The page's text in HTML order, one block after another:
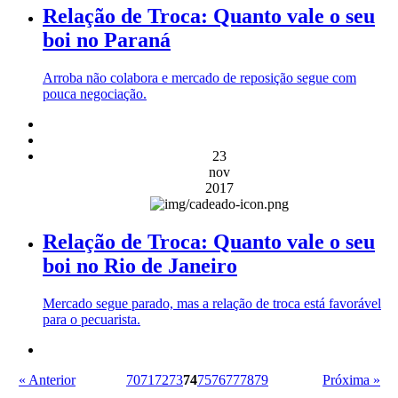
Relação de Troca: Quanto vale o seu
boi no Paraná
Arroba não colabora e mercado de reposição segue com
pouca negociação.
23
nov
2017
Relação de Troca: Quanto vale o seu
boi no Rio de Janeiro
Mercado segue parado, mas a relação de troca está favorável
para o pecuarista.
« Anterior 7071 7273747576777879 Próxima »